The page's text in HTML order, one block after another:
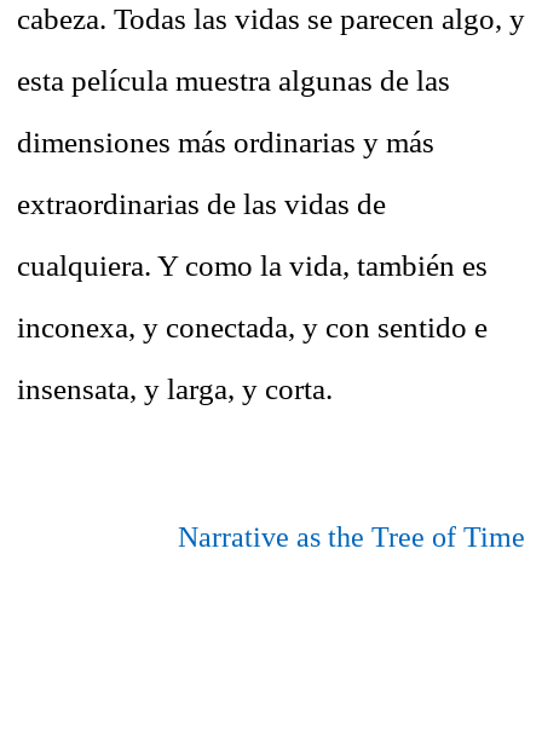
cabeza. Todas las vidas se parecen algo, y
esta película muestra algunas de las
dimensiones más ordinarias y más
extraordinarias de las vidas de
cualquiera. Y como la vida, también es
inconexa, y conectada, y con sentido e
insensata, y larga, y corta.
Narrative as the Tree of Time